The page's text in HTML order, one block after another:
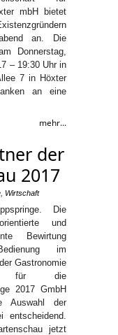
mbH bietet
an. Die
Donnerstag,
– 19:30 Uhr in
7 in Höxter
an eine
mehr...
der
2017
Wirtschaft
Die
und
Bewirtung
im
Gastronomie
für die
2017 GmbH
Auswahl der
entscheidend.
jetzt